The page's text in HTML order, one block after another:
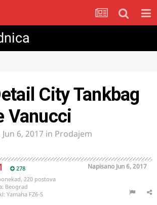
City Tankbag
Vanucci
Jun 6, 2017 in Prodajem
278 Napisano Jun 6, 2017
220 postova
Beograd
Yamaha FZ6-S